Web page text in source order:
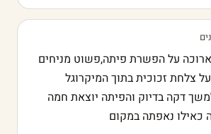
על הפשרת פיתה,פשוט מניחים
צלחת זכוכית בתוך המיקרוגל
למשך דקה בדיוק והפיתה יוצאת חמה
כאילו נאפתה במקום